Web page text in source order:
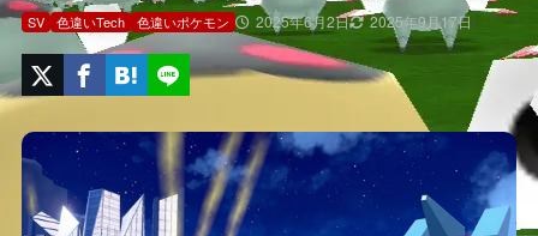
2025年6月2日 2025年9月17日
SV 色違いTech 色違いポケモン